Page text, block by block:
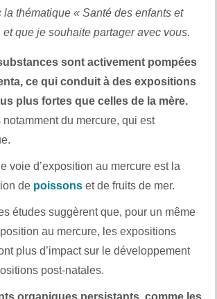
thématique « Santé des enfants et
que je souhaite partager avec vous.
sont activement pompées
ce qui conduit à des expositions
plus fortes que celles de la mère.
notamment du mercure, qui est
voie d’exposition au mercure est la
de poissons et de fruits de mer.
études suggèrent que, pour un même
au mercure, les expositions
plus d’impact sur le développement
post-natales.
organiques persistants, comme les